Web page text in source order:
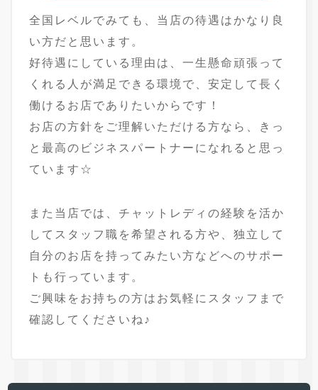
全国レベルでみても、当店の待遇はかなり良
い方だと思います。
好待遇にしている理由は、一生懸命頑張って
くれる人が満足できる環境で、安定して長く
働けるお店でありたいからです！
お店の方針をご理解いただける方なら、きっ
と最高のビジネスパートナーになれると思っ
ています☆
また当店では、チャットレディの経験を活か
してスタッフ職を希望される方や、独立して
自分のお店を持ってみたい方などへのサポー
トも行っています。
ご興味をお持ちの方はお気軽にスタッフまで
確認してくださいね♪